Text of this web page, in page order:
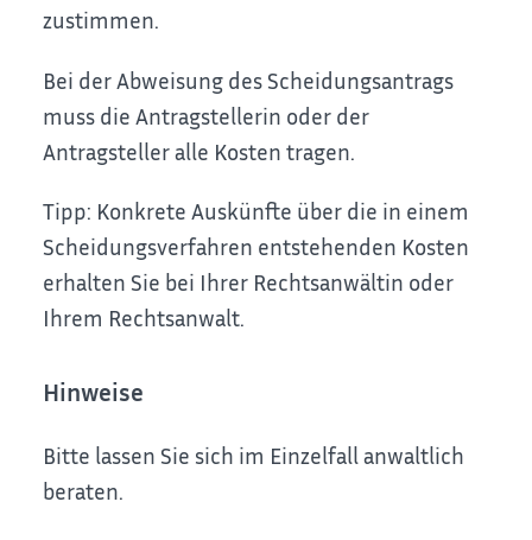
zustimmen.
Bei der Abweisung des Scheidungsantrags
muss die Antragstellerin oder der
Antragsteller alle Kosten tragen.
Tipp: Konkrete Auskünfte über die in einem
Scheidungsverfahren entstehenden Kosten
erhalten Sie bei Ihrer Rechtsanwältin oder
Ihrem Rechtsanwalt.
Hinweise
Bitte lassen Sie sich im Einzelfall anwaltlich
beraten.